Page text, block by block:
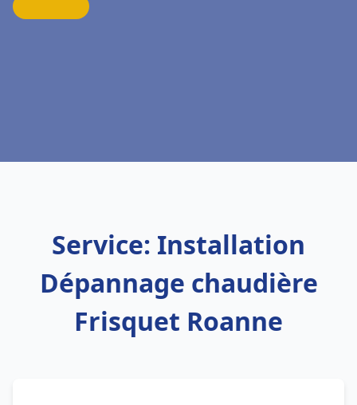
Service: Installation
Dépannage chaudière
Frisquet Roanne